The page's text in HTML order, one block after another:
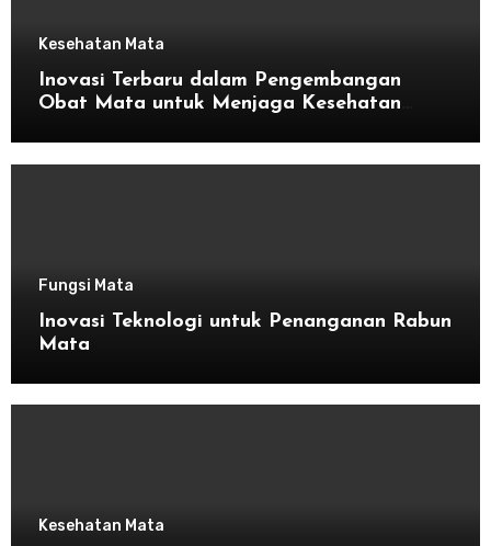
Kesehatan Mata
Inovasi Terbaru dalam Pengembangan
Obat Mata untuk Menjaga Kesehatan
Fungsi Mata
Inovasi Teknologi untuk Penanganan Rabun
Mata
Kesehatan Mata